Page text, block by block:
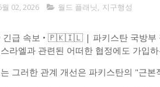
월 02, 2026 월드 플래닛, 지구행성
긴급 속보 • 🇵🇰🇮🇱 | 파키스탄 국방부
라엘과 관련된 어떠한 협정에도 가입
그러한 관계 개선은 파키스탄의 "근